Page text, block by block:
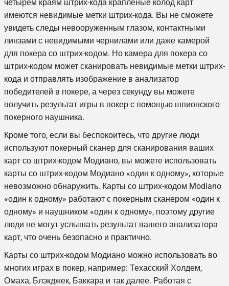
четырем краям штрих-кода крапленые колод карт
имеются невидимые метки штрих-кода. Вы не сможете
увидеть следы невооруженным глазом, контактными
линзами с невидимыми чернилами или даже камерой
для покера со штрих-кодом. Но камера для покера со
штрих-кодом может сканировать невидимые метки штрих-
кода и отправлять изображение в анализатор
победителей в покере, а через секунду вы можете
получить результат игры в покер с помощью шпионского
покерного наушника.
Кроме того, если вы беспокоитесь, что другие люди
используют покерный сканер для сканирования ваших
карт со штрих-кодом Модиано, вы можете использовать
карты со штрих-кодом Модиано «один к одному», которые
невозможно обнаружить. Карты со штрих-кодом Modiano
«один к одному» работают с покерным сканером «один к
одному» и наушником «один к одному», поэтому другие
люди не могут услышать результат вашего анализатора
карт, что очень безопасно и практично.
Карты со штрих-кодом Модиано можно использовать во
многих играх в покер, например: Техасский Холдем,
Омаха, Блэкджек, Баккара и так далее. Работая с